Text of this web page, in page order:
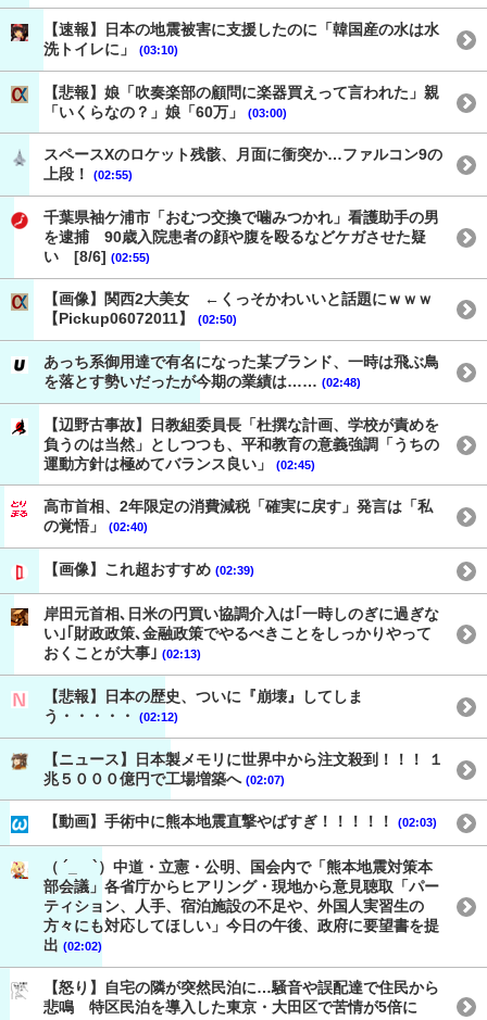
【速報】日本の地震被害に支援したのに「韓国産の水は水
洗トイレに」
(03:10)
【悲報】娘「吹奏楽部の顧問に楽器買えって言われた」親
「いくらなの？」娘「60万」
(03:00)
スペースXのロケット残骸、月面に衝突か…ファルコン9の
上段！
(02:55)
千葉県袖ケ浦市「おむつ交換で噛みつかれ」看護助手の男
を逮捕 90歳入院患者の顔や腹を殴るなどケガさせた疑
い [8/6] (02:55)
【画像】関西2大美女 ←くっそかわいいと話題にｗｗｗ
【Pickup06072011】
(02:50)
あっち系御用達で有名になった某ブランド、一時は飛ぶ鳥
を落とす勢いだったが今期の業績は…… (02:48)
【辺野古事故】日教組委員長「杜撰な計画、学校が責めを
負うのは当然」としつつも、平和教育の意義強調「うちの
運動方針は極めてバランス良い」
(02:45)
高市首相、2年限定の消費減税「確実に戻す」発言は「私
の覚悟」
(02:40)
【画像】これ超おすすめ (02:39)
岸田元首相､日米の円買い協調介入は｢一時しのぎに過ぎな
い｣｢財政政策､金融政策でやるべきことをしっかりやって
おくことが大事｣ (02:13)
【悲報】日本の歴史、ついに『崩壊』してしま
う・・・・・
(02:12)
【ニュース】日本製メモリに世界中から注文殺到！！！ １
兆５０００億円で工場増築へ (02:07)
【動画】手術中に熊本地震直撃やばすぎ！！！！！ (02:03)
（ ´_ゝ`）中道・立憲・公明、国会内で「熊本地震対策本
部会議」各省庁からヒアリング・現地から意見聴取「パー
ティション、人手、宿泊施設の不足や、外国人実習生の
方々にも対応してほしい」今日の午後、政府に要望書を提
出 (02:02)
【怒り】自宅の隣が突然民泊に…騒音や誤配達で住民から
悲鳴 特区民泊を導入した東京・大田区で苦情が5倍に